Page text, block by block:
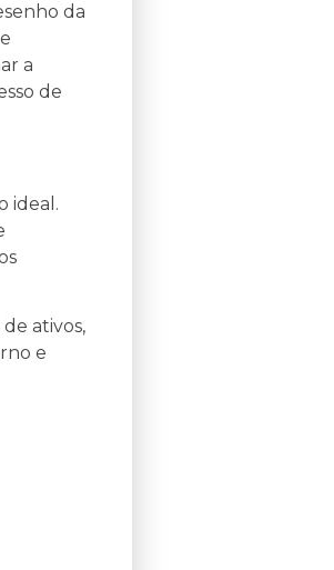
da
a
de
ideal.
ativos,
e